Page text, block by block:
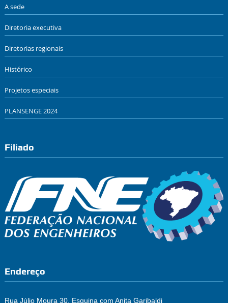
A sede
Diretoria executiva
Diretorias regionais
Histórico
Projetos especiais
PLANSENGE 2024
Filiado
Endereço
Rua Júlio Moura 30, Esquina com Anita Garibaldi